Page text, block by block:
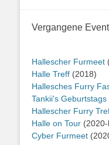
Vergangene
Hallescher Furmeet
Halle Treff (2018)
Hallesches Furry
Tankii's Geburtstags
Hallescher Furry
Halle on Tour
Cyber Furmeet